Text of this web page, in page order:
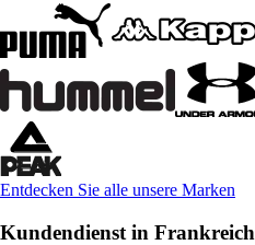
Entdecken Sie alle unsere Marken
Kundendienst in Frankreich